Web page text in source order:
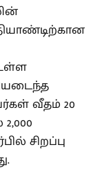
வீதம் 20
சிறப்பு